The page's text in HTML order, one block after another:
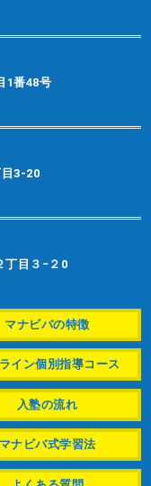
1番48号
3-20
目３−２0
マナビバの特徴
イン個別指導コース
入塾の流れ
マナビバ式学習法